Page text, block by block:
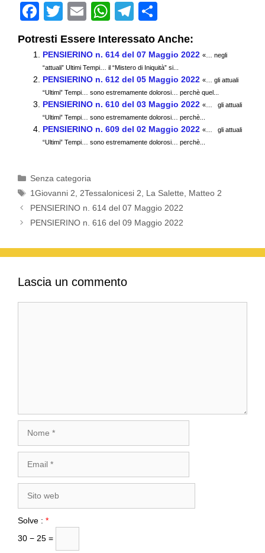
F
c
e
b
o
o
k
T
wi
tt
er
E
m
ail
W
at
s
A
p
p
T
el
e
gr
a
m
o
n
di
vi
di
Potresti Essere Interessato Anche:
PENSIERINO n. 614 del 07 Maggio 2022 «… negli
“attuali” Ultimi Tempi… il “Mistero di Iniquità” si...
PENSIERINO n. 612 del 05 Maggio 2022 «… gli attuali
“Ultimi” Tempi… sono estremamente dolorosi… perchè quel...
PENSIERINO n. 610 del 03 Maggio 2022 «… gli attuali
“Ultimi” Tempi… sono estremamente dolorosi… perchè...
PENSIERINO n. 609 del 02 Maggio 2022 «… gli attuali
“Ultimi” Tempi… sono estremamente dolorosi… perchè...
Categorie
Senza categoria
Tag
1Giovanni 2,2Tessalonicesi 2, La Salette, Matteo 2
PENSIERINO n. 614 del 07 Maggio 2022
PENSIERINO n. 616 del 09 Maggio 2022
Lascia un commento
web
Solve : *
30 − 25 =